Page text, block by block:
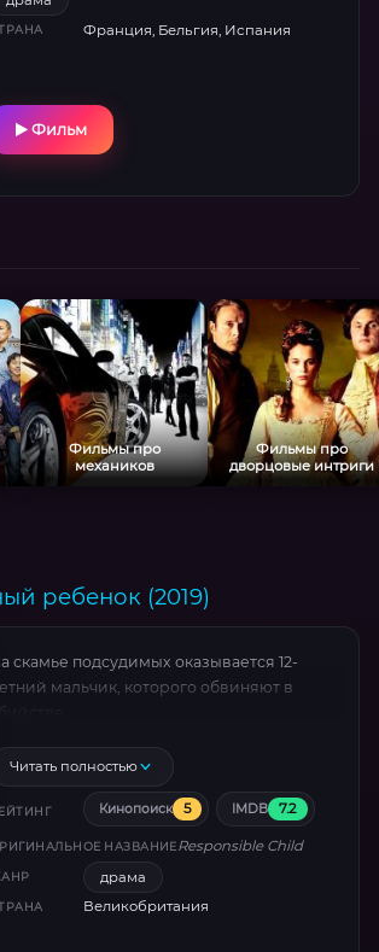
просьбу глупым капризом, но всё же
в путь, не подозревая, что
изменит их жизнь.
Франция, Бельгия, Испания
Фильм
Фильмы про
механиков
Фильмы про
дворцовые интриги
ребенок (2019)
скамье подсудимых оказывается 12-
мальчик, которого обвиняют в
Читать полностью
Кинопоиск 5 IMDB 7.2
НАЗВАНИЕResponsible Child
драма
Великобритания